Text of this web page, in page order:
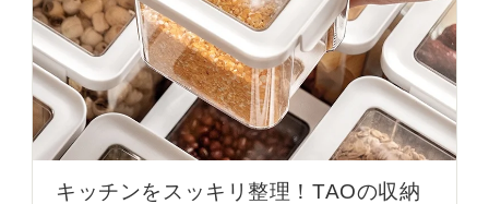
キッチンをスッキリ整理！TAOの収納